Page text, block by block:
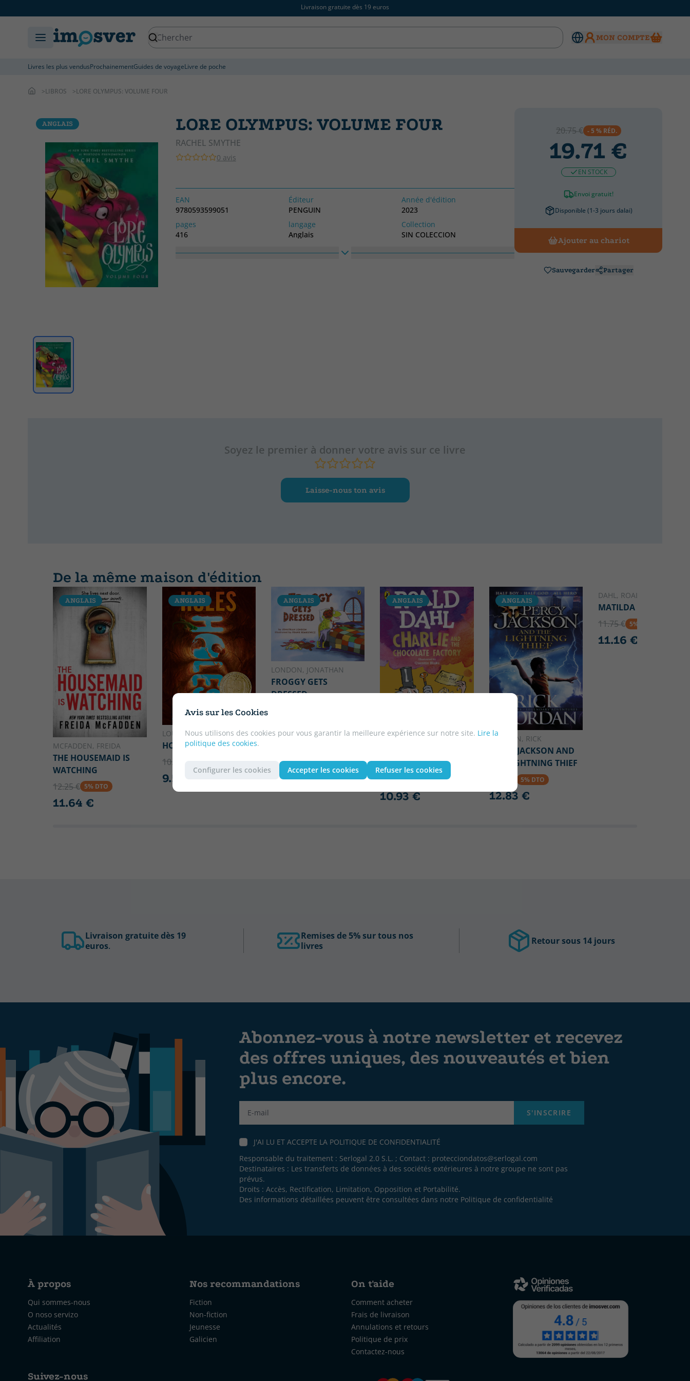
Livraison gratuite dès 19 euros
MON COMPTE
Livres les plus vendusProchainementGuides de voyageLivre de poche
Avis sur les Cookies
Nous utilisons des cookies pour vous garantir la meilleure expérience sur notre site. Lire la
politique des cookies.
Configurer les cookies Accepter les cookies Refuser les cookies
LIBROS LORE OLYMPUS: VOLUME FOUR
ANGLAIS LORE OLYMPUS: VOLUME FOUR
RACHEL SMYTHE
0 avis
EAN
9780593599051
Éditeur
PENGUIN
Année d'édition
2023
pages
416
langage
Anglais
Collection
SIN COLECCION
20.75 € - 5 % RÉD.
19.71 €
EN STOCK
Envoi gratuit!
Disponible (1-3 jours dalai)
Ajouter au chariot
Sauvegarder Partager
Soyez le premier à donner votre avis sur ce livre
Laisse-nous ton avis
De la même maison d'édition
ANGLAIS
MCFADDEN, FREIDA
THE HOUSEMAID IS
WATCHING
12.25 € 5% DTO
11.64 €
ANGLAIS
LOUIS SACHAR
HOLES
10.10 €
9.59 €
ANGLAIS
LONDON, JONATHAN
FROGGY GETS
DRESSED
ANGLAIS
DAHL, ROALD
CHOCOLATE FACTORY
11.50 € 5% DTO
10.93 €
ANGLAIS
RIORDAN, RICK
PERCY JACKSON AND
THE LIGHTNING THIEF
5% DTO
12.83 €
ANGLAIS
DAHL, ROALD
MATILDA
11.75 € 5% DTO
11.16 €
Livraison gratuite dès 19
euros.
Remises de 5% sur tous nos
livres
Retour sous 14 jours
Abonnez-vous à notre newsletter et recevez
des offres uniques, des nouveautés et bien
plus encore.
S'INSCRIRE
J'AI LU ET ACCEPTE LA POLITIQUE DE CONFIDENTIALITÉ
Responsable du traitement : Serlogal 2.0 S.L. ; Contact : protecciondatos@serlogal.com
Destinataires : Les transferts de données à des sociétés extérieures à notre groupe ne sont pas
prévus.
Droits : Accès, Rectification, Limitation, Opposition et Portabilité.
Des informations détaillées peuvent être consultées dans notre Politique de confidentialité
À propos
Qui sommes-nous
O noso servizo
Actualités
Affiliation
Suivez-nous
Nos recommandations
Fiction
Non-fiction
Jeunesse
Galicien
On t'aide
Comment acheter
Frais de livraison
Annulations et retours
Politique de prix
Contactez-nous